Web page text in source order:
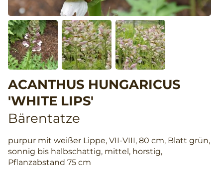
ACANTHUS HUNGARICUS
'WHITE LIPS'
Bärentatze
purpur mit weißer Lippe, VII-VIII, 80 cm, Blatt grün,
sonnig bis halbschattig, mittel, horstig,
Pflanzabstand 75 cm